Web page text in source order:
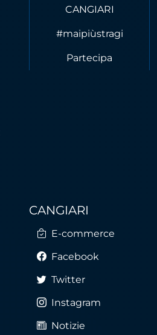
CANGIARI
#maipiùstragi
Partecipa
CANGIARI
E-commerce
Facebook
Twitter
Instagram
Notizie